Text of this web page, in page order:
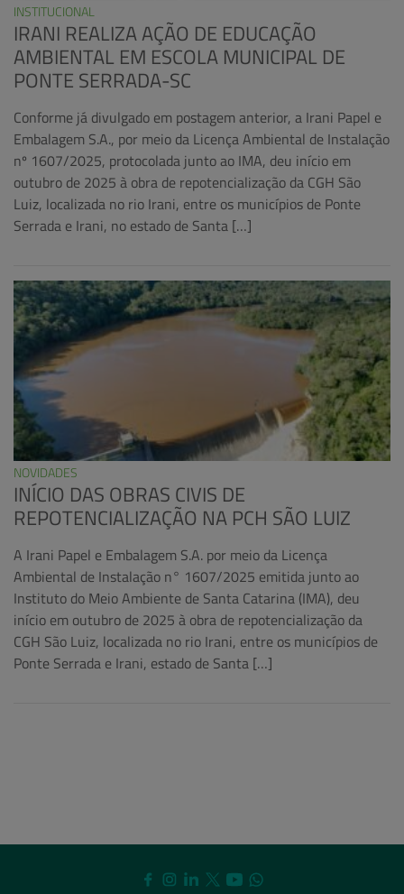
INSTITUCIONAL
IRANI REALIZA AÇÃO DE EDUCAÇÃO
AMBIENTAL EM ESCOLA MUNICIPAL DE
PONTE SERRADA-SC
Conforme já divulgado em postagem anterior, a Irani Papel e
Embalagem S.A., por meio da Licença Ambiental de Instalação
nº 1607/2025, protocolada junto ao IMA, deu início em
outubro de 2025 à obra de repotencialização da CGH São
Luiz, localizada no rio Irani, entre os municípios de Ponte
Serrada e Irani, no estado de Santa […]
NOVIDADES
INÍCIO DAS OBRAS CIVIS DE
REPOTENCIALIZAÇÃO NA PCH SÃO LUIZ
A Irani Papel e Embalagem S.A. por meio da Licença
Ambiental de Instalação n° 1607/2025 emitida junto ao
Instituto do Meio Ambiente de Santa Catarina (IMA), deu
início em outubro de 2025 à obra de repotencialização da
CGH São Luiz, localizada no rio Irani, entre os municípios de
Ponte Serrada e Irani, estado de Santa […]